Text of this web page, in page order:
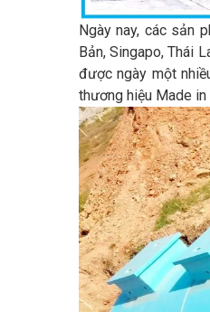
Ngày nay, các sản
Bản, Singapo, Thái
được ngày một
thương hiệu Made in